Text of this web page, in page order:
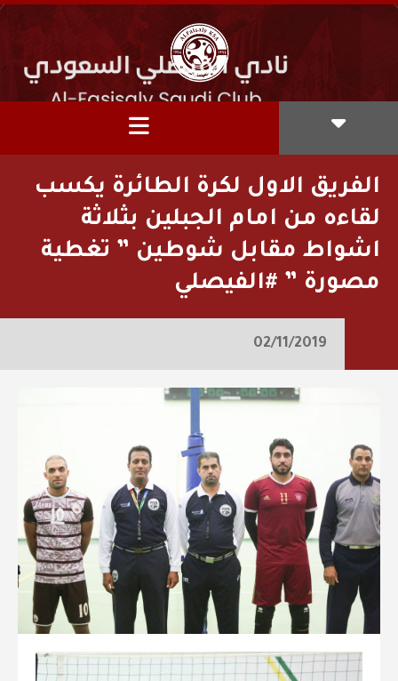
الفريق الاول لكرة الطائرة يكسب
لقاءه من امام الجبلين بثلاثة
اشواط مقابل شوطين ” تغطية
مصورة ” #الفيصلي
02/11/2019